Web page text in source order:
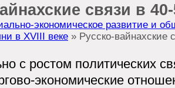
связи в
экономическое развитие и
в XVIII веке » Русско-вайнахские
с ростом политических
экономические